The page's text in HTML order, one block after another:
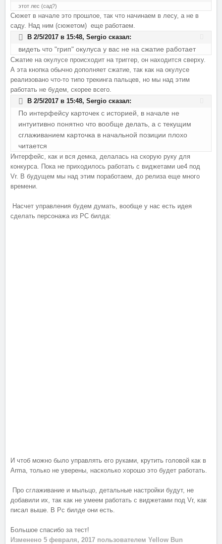
этот лес (сад?)
Сюжет в начале это прошлое, так что начинаем в лесу, а не в
саду. Над ним (сюжетом) еще работаем.
В 2/5/2017 в 15:48, Sergio сказал:
видеть что "грип" окулуса у вас не на сжатие работает
Сжатие на окулусе происходит на триггер, он находится сверху.
А эта кнопка обычно дополняет сжатие, так как на окулусе
реализовано что-то типо трекинга пальцев, но мы над этим
работать не будем, скорее всего.
В 2/5/2017 в 15:48, Sergio сказал:
По интерфейсу карточек с историей, в начале не
интуитивно понятно что вообще делать, а с текущим
сглаживанием карточка в начальной позиции плохо
читается
Интерфейс, как и вся демка, делалась на скорую руку для
конкурса. Пока не приходилось работать с виджетами ue4 под
Vr. В будущем мы над этим поработаем, до релиза еще много
времени.
Насчет управления будем думать, вообще у нас есть идея
сделать персонажа из PC билда:
И чтоб можно было управлять его руками, крутить головой как в
Arma, только не уверены, насколько хорошо это будет работать.
Про сглаживание и мыльцо, детальные настройки будут, не
добавили их, так как не умеем работать с виджетами под Vr, как
писал выше. В Pc билде они есть.
Большое спасибо за тест!
Изменено 5 февраля, 2017 пользователем Yellow Bun